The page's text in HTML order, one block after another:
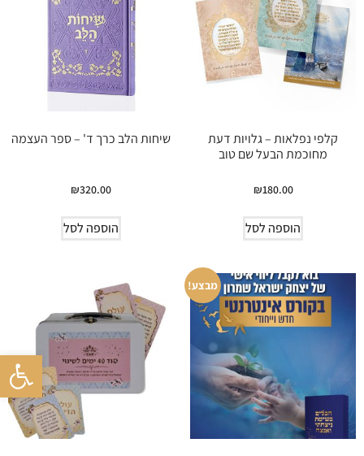
פתח
קלפי נפלאות – גלויות דעת
מחוכמת הבעל שם טוב
₪180.00
הוספה לסל
שיחות הלב כרך ד' – ספר העצמה
₪320.00
הוספה לסל
מבצע!